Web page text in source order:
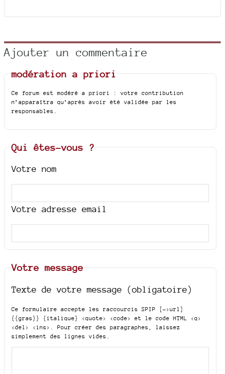
Ajouter un commentaire
modération a priori
Ce forum est modéré a priori : votre contribution
n’apparaîtra qu’après avoir été validée par les
responsables.
Qui êtes-vous ?
Votre nom
Votre adresse email
Votre message
Texte de votre message (obligatoire)
Ce formulaire accepte les raccourcis SPIP
[->url]
{{gras}} {italique} <quote> <code>
et le code HTML <q>
<del> <ins>
. Pour créer des paragraphes, laissez
simplement des lignes vides.